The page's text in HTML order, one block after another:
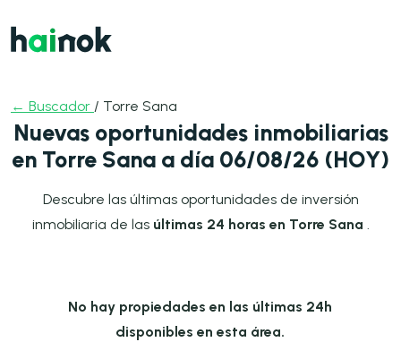
← Buscador / Torre Sana
Nuevas oportunidades inmobiliarias
en Torre Sana a día 06/08/26 (HOY)
Descubre las últimas oportunidades de inversión
inmobiliaria de las últimas 24 horas en Torre Sana
No hay propiedades en las últimas 24h
disponibles en esta área.